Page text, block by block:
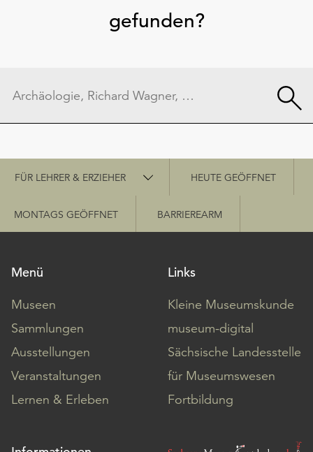
gefunden?
Schnellzugriff
FÜR LEHRER & ERZIEHER HEUTE GEÖFFNET
MONTAGS GEÖFFNET BARRIEREARM
Menü
Museen
Sammlungen
Ausstellungen
Veranstaltungen
Lernen & Erleben
Links
Kleine Museumskunde
museum-digital
Sächsische Landesstelle
für Museumswesen
Fortbildung